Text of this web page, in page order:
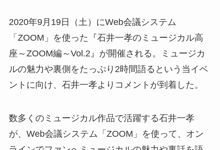
2020年9月19日（土）にWeb会議システム
「ZOOM」を使った『石井一孝のミュージカル高
座～ZOOM編～Vol.2』が開催される。ミュージカ
ルの魅力や裏側をたっぷり2時間語るという当イベ
ントに向け、石井一孝よりコメントが到着した。
数多くのミュージカル作品で活躍する石井一孝
が、Web会議システム「ZOOM」を使って、オン